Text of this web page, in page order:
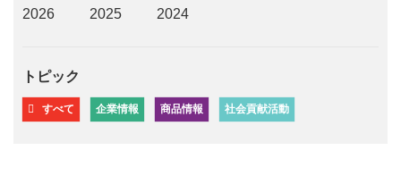
2026 2025 2024
トピック
すべて 企業情報 商品情報 社会貢献活動